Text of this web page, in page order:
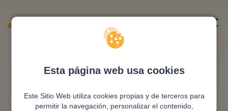
Esta página web usa cookies
Este Sitio Web utiliza cookies propias y de terceros para
permitir la navegación, personalizar el contenido,
Vaya, algo no ha ido bien...